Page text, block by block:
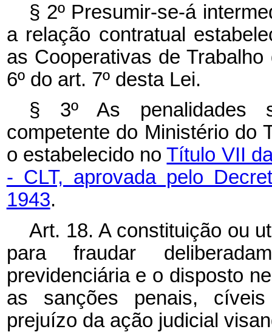
§ 2º Presumir-se-á
a relação contratual
as Cooperativas de
6º do art. 7º desta Lei.
§ 3º As penalidades
competente do Ministério do
o estabelecido noTítulo VII
- CLT, aprovada pelo
1943.
Art. 18. A constituição ou
para fraudar
previdenciária e o disposto
as sanções penais,
prejuízo da ação judicial